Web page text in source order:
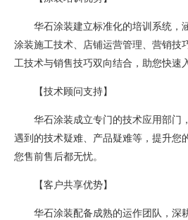
华石涂装建立标准化的培训系统，
涂装施工技术、店铺运营管理、营销技
工技术与销售技巧双向结合，助您快速
【技术顾问支持】
华石涂装成立专门的技术应用部门
遇到的技术疑难、产品疑难等，提升您
您售前售后都无忧。
【客户共享优势】
华石涂装配备成熟的运作团队，深